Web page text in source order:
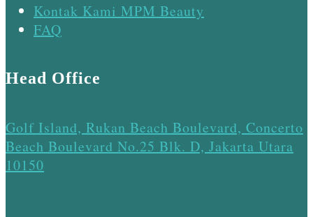
Kontak Kami MPM Beauty
FAQ
Head Office
Golf Island, Rukan Beach Boulevard, Concerto
Beach Boulevard No.25 Blk. D, Jakarta Utara
10150